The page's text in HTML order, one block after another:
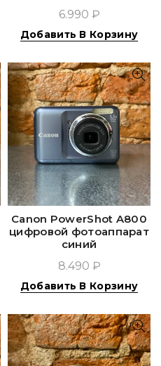
6.990 ₽
Добавить В Корзину
Canon PowerShot A800
цифровой фотоаппарат
синий
8.490 ₽
Добавить В Корзину